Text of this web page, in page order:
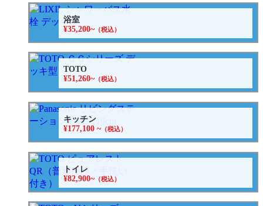
浴室
¥35,200~（税込）
TOTO
¥51,260~（税込）
キッチン
¥177,100 ~（税込）
トイレ
¥82,900~（税込）